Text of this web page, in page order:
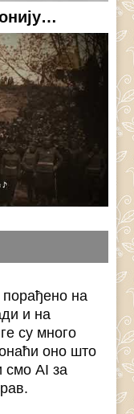
порађено на
и на
су много
оно што
смо AI за